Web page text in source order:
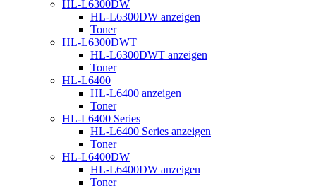
HL-L6300DW
HL-L6300DW anzeigen
Toner
HL-L6300DWT
HL-L6300DWT anzeigen
Toner
HL-L6400
HL-L6400 anzeigen
Toner
HL-L6400 Series
HL-L6400 Series anzeigen
Toner
HL-L6400DW
HL-L6400DW anzeigen
Toner